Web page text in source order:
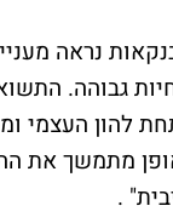
נראה
מתמשך את
.